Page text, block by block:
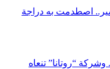
اصطدمت به دراجة
“روتانا” تنعاه